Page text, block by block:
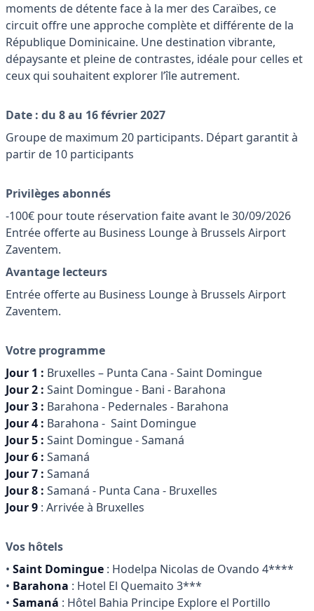
moments de détente face à la mer des Caraïbes, ce
circuit offre une approche complète et différente de la
République Dominicaine. Une destination vibrante,
dépaysante et pleine de contrastes, idéale pour celles et
ceux qui souhaitent explorer l’île autrement.
Date : du 8 au 16 février 2027
Groupe de maximum 20 participants. Départ garantit à
partir de 10 participants
Privilèges abonnés
-100€ pour toute réservation faite avant le 30/09/2026
Entrée offerte au Business Lounge à Brussels Airport
Zaventem.
Avantage lecteurs
Entrée offerte au Business Lounge à Brussels Airport
Zaventem.
Votre programme
Jour 1 : Bruxelles – Punta Cana - Saint Domingue
Jour 2 : Saint Domingue - Bani - Barahona
Jour 3 : Barahona - Pedernales - Barahona
Jour 4 : Barahona - Saint Domingue
Jour 5 : Saint Domingue - Samaná
Jour 6 : Samaná
Jour 7 : Samaná
Jour 8 : Samaná - Punta Cana - Bruxelles
Jour 9 : Arrivée à Bruxelles
Vos hôtels
• Saint Domingue : Hodelpa Nicolas de Ovando 4****
• Barahona : Hotel El Quemaito 3***
• Samaná : Hôtel Bahia Principe Explore el Portillo